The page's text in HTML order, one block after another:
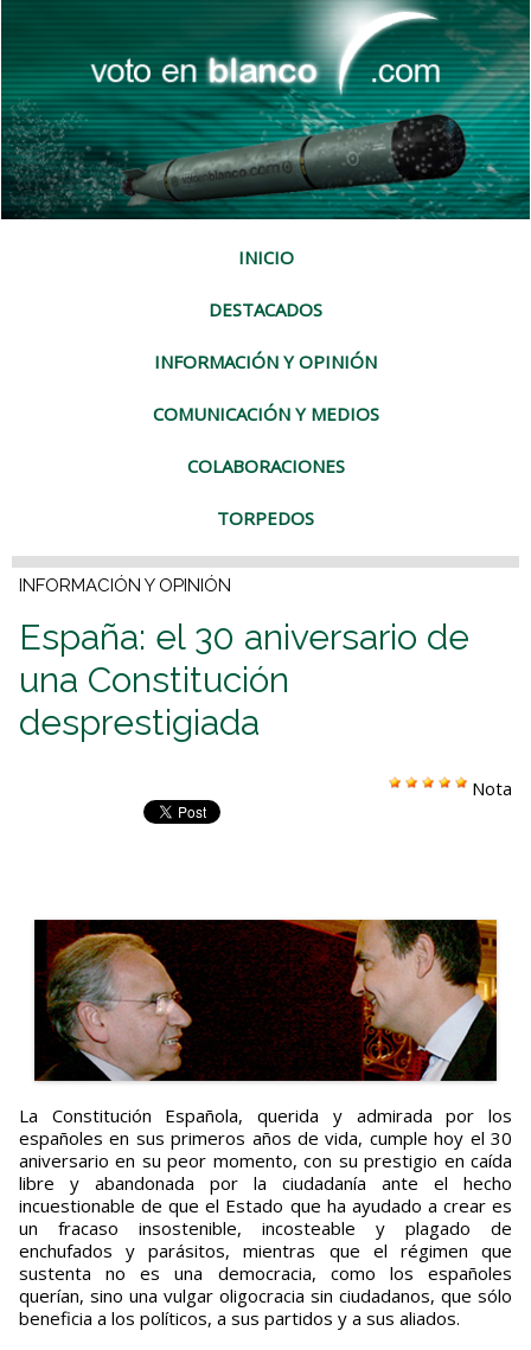
INICIO
DESTACADOS
INFORMACIÓN Y OPINIÓN
COMUNICACIÓN Y MEDIOS
COLABORACIONES
TORPEDOS
INFORMACIÓN Y OPINIÓN
España: el 30 aniversario de
una Constitución
desprestigiada
Nota
La Constitución Española, querida y admirada por los
españoles en sus primeros años de vida, cumple hoy el 30
aniversario en su peor momento, con su prestigio en caída
libre y abandonada por la ciudadanía ante el hecho
incuestionable de que el Estado que ha ayudado a crear es
un fracaso insostenible, incosteable y plagado de
enchufados y parásitos, mientras que el régimen que
sustenta no es una democracia, como los españoles
querían, sino una vulgar oligocracia sin ciudadanos, que sólo
beneficia a los políticos, a sus partidos y a sus aliados.